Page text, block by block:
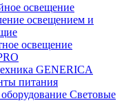
освещение
освещением и
освещение
GENERICA
питания
Световые